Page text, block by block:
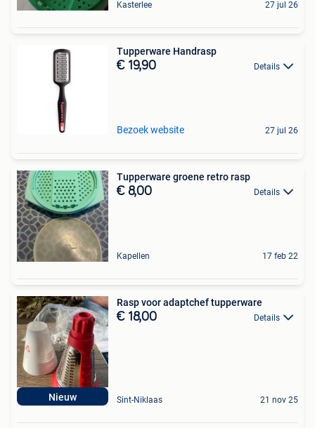
Kasterlee 27 jul 26
Tupperware Handrasp
€ 19,90 Details
Bezoek website 27 jul 26
Tupperware groene retro rasp
€ 8,00 Details
Kapellen 17 feb 22
Nieuw
Rasp voor adaptchef tupperware
€ 18,00 Details
Sint-Niklaas 21 nov 25